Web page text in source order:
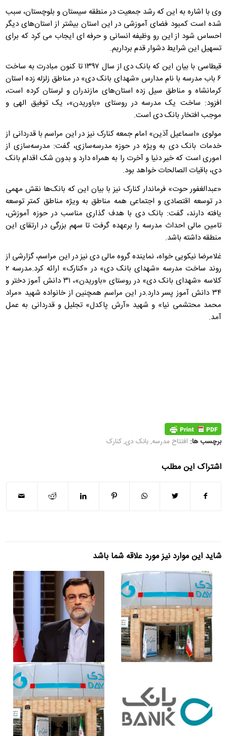
وی با اشاره به این که رشد جمعیت در منطقه سیستان و بلوچستان، سبب
شده است کمبود فضای آموزشی در این استان بیشتر از استان‌های دیگر
احساس شود از این رو وظیفه انسانی و حرفه ای ایجاب می کرد که برای
تسهیل این شرایط دشوار قدم برداریم.
قیطاسی با بیان این که بانک دی از سال ۱۳۹۷ تا کنون مبادرت به ساخت
۶ باب مدرسه با نام مدارس «شهدای بانک دی» در مناطق زلزله زده استان
کرمانشاه و مناطق سیل زده استان‌های مازندران و لرستان کرده است،
افزود: ساخت یک مدرسه در روستای «باوریدن»، یک توفیق الهی و
موجب افتخار بانک دی است.
مولوی «اسماعیل آذین» امام جمعه کنارک نیز در این مراسم با قدردانی از
خدمات بانک دی به ویژه در حوزه مدرسه‌سازی، گفت: مدرسه‌سازی از
اموری است که خیر دنیا و آخرت را به همراه دارد و بدون شک اقدام بانک
دی، باقیات الصالحات خواهد بود.
«عبدالغفور حوت» فرماندار کنارک نیز با بیان این که بانک‌ها نقش مهمی
در توسعه اقتصادی و اجتماعی همه مناطق به ویژه مناطق کمتر توسعه
یافته دارند، گفت: بانک دی با هدف گذاری مناسب در حوزه آموزش،
تامین مالی احداث مدرسه را برعهده گرفت تا سهم بزرگی در ارتقای این
منطقه داشته باشد.
غلامرضا نیکویی خواه، نماینده گروه مالی دی نیز در این مراسم، گزارشی از
روند ساخت مدرسه «شهدای بانک دی» در «کنارک» ارائه کرد.مدرسه ۲
کلاسه «شهدای بانک دی» در روستای «باوریدن»، ۳۱ دانش آموز دختر و
۳۴ دانش آموز پسر دارد.در این مراسم همچنین از خانواده شهید «مراد
محمد محتشمی نیا» و شهید «آرش پاکدل» تجلیل و قدردانی به عمل
آمد.
برچسب ها: افتتاح مدرسه,بانک دی,کنارک
اشتراک این مطلب
شاید این موارد نیز مورد علاقه شما باشد